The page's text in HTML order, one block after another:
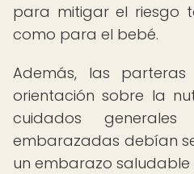
para mitigar el riesgo
como para el bebé.
Además, las
orientación sobre la
cuidados
embarazadas debían
un embarazo